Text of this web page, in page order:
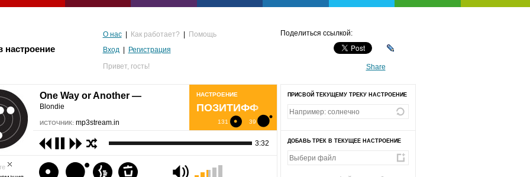
настроение
О нас Как работает?
Помощь
Вход
Регистрация
Привет, гость!
Поделиться ссылкой:
Share
One Way or Another —
Blondie
ИСТОЧНИК: mp3stream.in
НАСТРОЕНИЕ
ПОЗИТИФФ
131 39
3:32
ПРИСВОЙ ТЕКУЩЕМУ ТРЕКУ НАСТРОЕНИЕ
ДОБАВЬ ТРЕК В ТЕКУЩЕЕ НАСТРОЕНИЕ